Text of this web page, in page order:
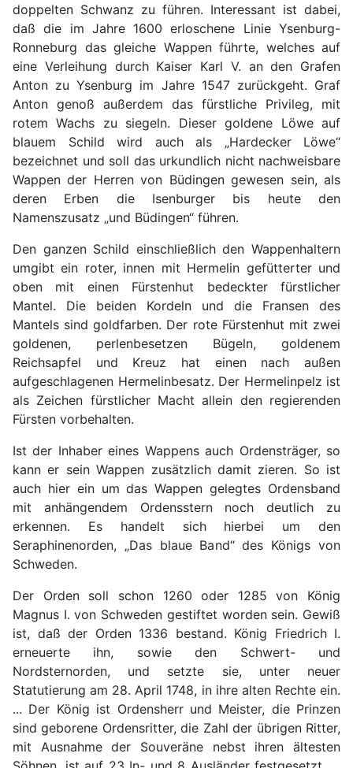
doppelten Schwanz zu führen. Interessant ist dabei,
daß die im Jahre 1600 erloschene Linie Ysenburg-
Ronneburg das gleiche Wappen führte, welches auf
eine Verleihung durch Kaiser Karl V. an den Grafen
Anton zu Ysenburg im Jahre 1547 zurückgeht. Graf
Anton genoß außerdem das fürstliche Privileg, mit
rotem Wachs zu siegeln. Dieser goldene Löwe auf
blauem Schild wird auch als „Hardecker Löwe“
bezeichnet und soll das urkundlich nicht nachweisbare
Wappen der Herren von Büdingen gewesen sein, als
deren Erben die Isenburger bis heute den
Namenszusatz „und Büdingen“ führen.
Den ganzen Schild einschließlich den Wappenhaltern
umgibt ein roter, innen mit Hermelin gefütterter und
oben mit einen Fürstenhut bedeckter fürstlicher
Mantel. Die beiden Kordeln und die Fransen des
Mantels sind goldfarben. Der rote Fürstenhut mit zwei
goldenen, perlenbesetzen Bügeln, goldenem
Reichsapfel und Kreuz hat einen nach außen
aufgeschlagenen Hermelinbesatz. Der Hermelinpelz ist
als Zeichen fürstlicher Macht allein den regierenden
Fürsten vorbehalten.
Ist der Inhaber eines Wappens auch Ordensträger, so
kann er sein Wappen zusätzlich damit zieren. So ist
auch hier ein um das Wappen gelegtes Ordensband
mit anhängendem Ordensstern noch deutlich zu
erkennen. Es handelt sich hierbei um den
Seraphinenorden, „Das blaue Band“ des Königs von
Schweden.
Der Orden soll schon 1260 oder 1285 von König
Magnus I. von Schweden gestiftet worden sein. Gewiß
ist, daß der Orden 1336 bestand. König Friedrich I.
erneuerte ihn, sowie den Schwert- und
Nordsternorden, und setzte sie, unter neuer
Statutierung am 28. April 1748, in ihre alten Rechte ein.
... Der König ist Ordensherr und Meister, die Prinzen
sind geborene Ordensritter, die Zahl der übrigen Ritter,
mit Ausnahme der Souveräne nebst ihren ältesten